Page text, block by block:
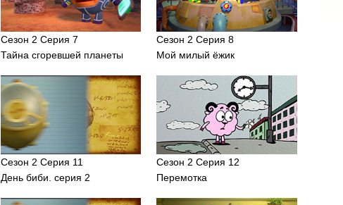
Сезон 2 Серия 7
Тайна сгоревшей планеты
Сезон 2 Серия 8
Мой милый ёжик
Сезон 2 Серия 11
День биби. серия 2
Сезон 2 Серия 12
Перемотка